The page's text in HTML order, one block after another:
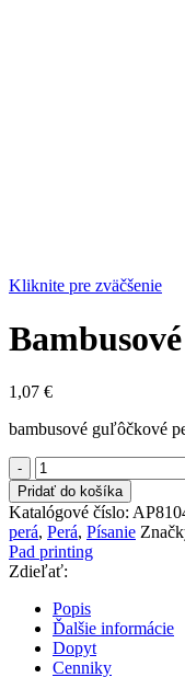
Kliknite pre zväčšenie
1,07 €
bambusové guľôčkové
množstvo
Bambusové
Guľôčkové
Pero
Pridať do košíka
Katalógové číslo:
perá, Perá, Písanie
Pad printing
Zdieľať:
Popis
Ďalšie informácie
Dopyt
Cenniky